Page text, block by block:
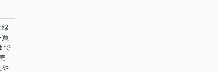
線
買
で
や